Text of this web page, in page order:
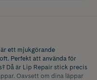
är ett mjukgörande
Perfekt att använda för
Då är Lip Repair stick precis
Oavsett om dina läppar